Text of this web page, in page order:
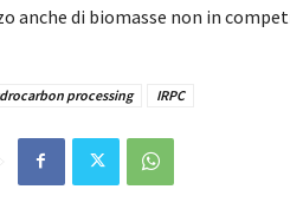
anche di biomasse non in
processing IRPC